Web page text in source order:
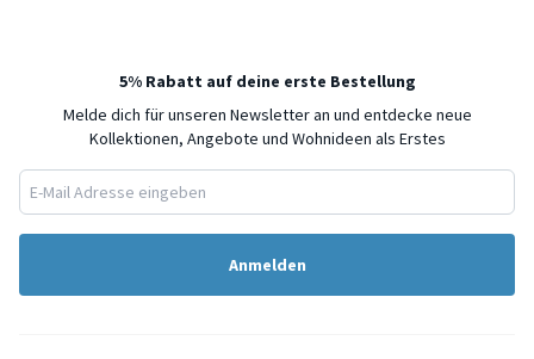
5% Rabatt auf deine erste Bestellung
Melde dich für unseren Newsletter an und entdecke neue
Kollektionen, Angebote und Wohnideen als Erstes
Anmelden